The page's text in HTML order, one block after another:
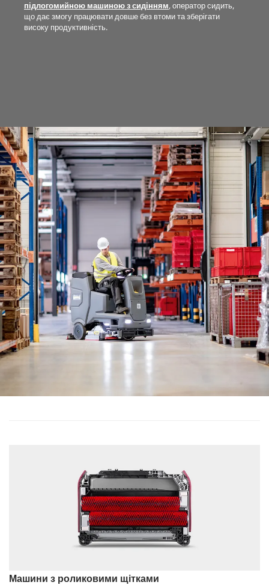
підлогомийною машиною з сидінням, оператор сидить,
що дає змогу працювати довше без втоми та зберігати
високу продуктивність.
Машини з роликовими щітками